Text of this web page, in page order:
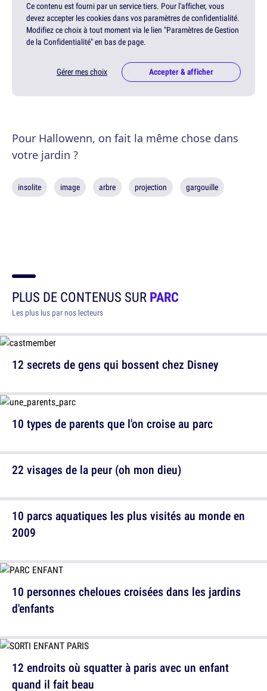
Ce contenu est fourni par un service tiers. Pour l'afficher, vous
devez accepter les cookies dans vos paramètres de confidentialité.
Modifiez ce choix à tout moment via le lien "Paramètres de Gestion
de la Confidentialité" en bas de page.
Gérer mes choix Accepter & afficher
Pour Hallowenn, on fait la même chose dans
votre jardin ?
insolite image arbre projection gargouille
PLUS DE CONTENUS SURPARC
Les plus lus par nos lecteurs
12 secrets de gens qui bossent chez Disney
22 visages de la peur (oh mon dieu)
10 personnes cheloues croisées dans les jardins
d'enfants
10 types de parents que l'on croise au parc
10 parcs aquatiques les plus visités au monde en
2009
12 endroits où squatter à paris avec un enfant
quand il fait beau